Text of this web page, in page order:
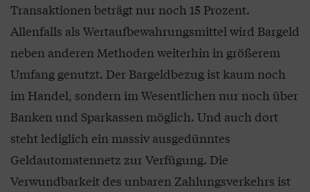
Transaktionen beträgt nur noch 15 Prozent.
Allenfalls als Wertaufbewahrungsmittel wird Bargeld
neben anderen Methoden weiterhin in größerem
Umfang genutzt. Der Bargeldbezug ist kaum noch
im Handel, sondern im Wesentlichen nur noch über
Banken und Sparkassen möglich. Und auch dort
steht lediglich ein massiv ausgedünntes
Geldautomatennetz zur Verfügung. Die
Verwundbarkeit des unbaren Zahlungsverkehrs ist